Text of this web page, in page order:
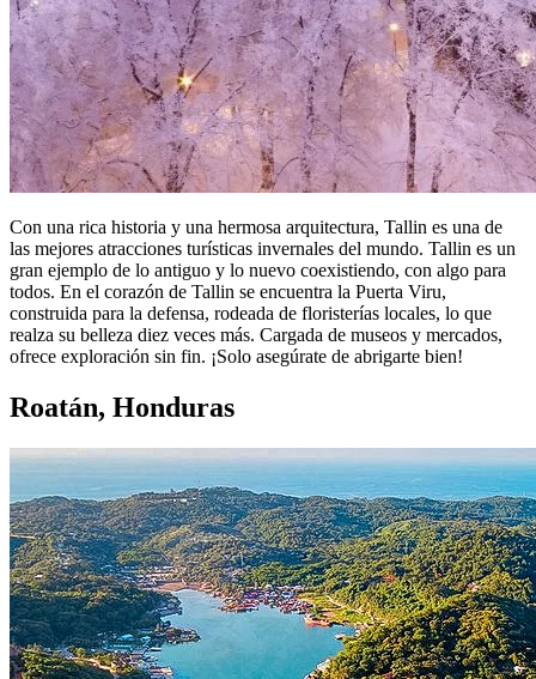
Con una rica historia y una hermosa arquitectura, Tallin es una de
las mejores atracciones turísticas invernales del mundo. Tallin es un
gran ejemplo de lo antiguo y lo nuevo coexistiendo, con algo para
todos. En el corazón de Tallin se encuentra la Puerta Viru,
construida para la defensa, rodeada de floristerías locales, lo que
realza su belleza diez veces más. Cargada de museos y mercados,
ofrece exploración sin fin. ¡Solo asegúrate de abrigarte bien!
Roatán, Honduras